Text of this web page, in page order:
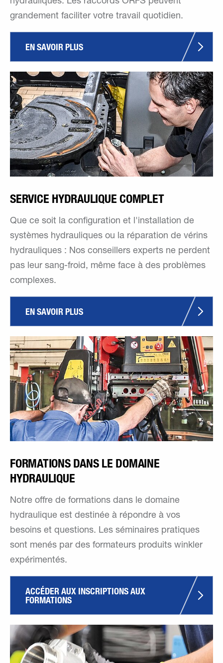
grandement faciliter votre travail quotidien.
EN SAVOIR PLUS
SERVICE HYDRAULIQUE COMPLET
Que ce soit la configuration et l'installation de
systèmes hydrauliques ou la réparation de vérins
hydrauliques : Nos conseillers experts ne perdent
pas leur sang-froid, même face à des problèmes
complexes.
EN SAVOIR PLUS
FORMATIONS DANS LE DOMAINE
HYDRAULIQUE
Notre offre de formations dans le domaine
hydraulique est destinée à répondre à vos
besoins et questions. Les séminaires pratiques
sont menés par des formateurs produits winkler
expérimentés.
ACCÉDER AUX INSCRIPTIONS AUX
FORMATIONS